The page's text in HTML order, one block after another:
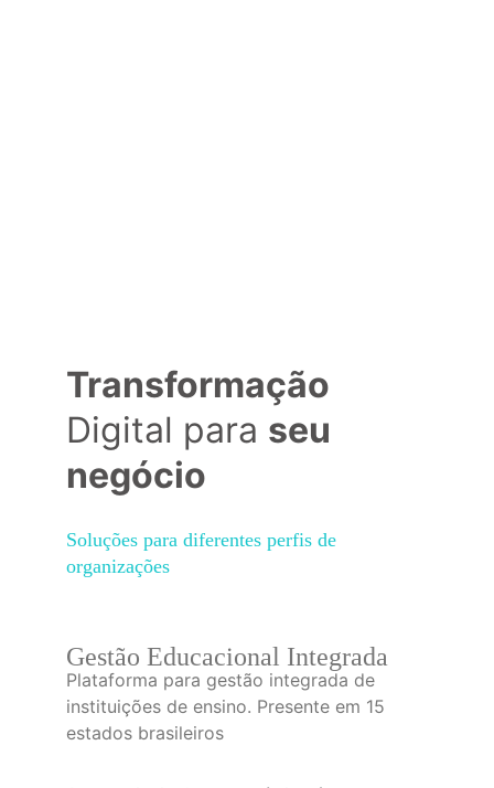
Transformação
Digital para seu
negócio
Gestão Educacional Integrada
Soluções para diferentes perfis de
organizações
Plataforma para gestão integrada de
instituições de ensino. Presente em 15
estados brasileiros